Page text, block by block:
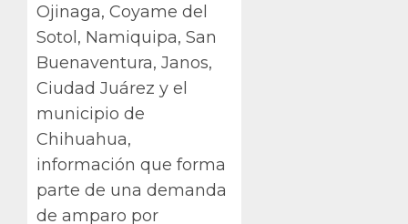
Ojinaga, Coyame del
Sotol, Namiquipa, San
Buenaventura, Janos,
Ciudad Juárez y el
municipio de
Chihuahua,
información que forma
parte de una demanda
de amparo por